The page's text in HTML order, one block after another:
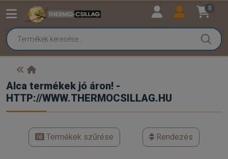
0
Alca termékek jó áron! -
HTTP://WWW.THERMOCSILLAG.HU
Termékek szűrése Rendezés